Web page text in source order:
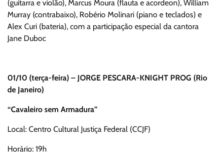
(guitarra e violão), Marcus Moura (flauta e acordeon), William
Murray (contrabaixo), Robério Molinari (piano e teclados) e
Alex Curi (bateria), com a participação especial da cantora
Jane Duboc
01/10 (terça-feira) – JORGE PESCARA-KNIGHT PROG (Rio
de Janeiro)
“Cavaleiro sem Armadura”
Local: Centro Cultural Justiça Federal (CCJF)
Horário: 19h